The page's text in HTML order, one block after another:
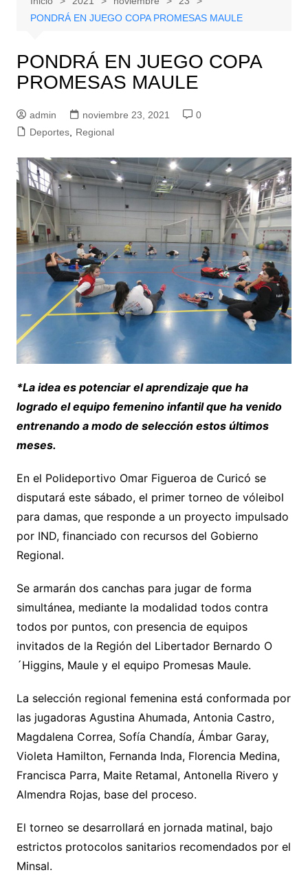
PONDRÁ EN JUEGO COPA PROMESAS MAULE
PONDRÁ EN JUEGO COPA
PROMESAS MAULE
admin noviembre 23, 2021
0
Deportes, Regional
*La idea es potenciar el aprendizaje que ha
logrado el equipo femenino infantil que ha venido
entrenando a modo de selección estos últimos
meses.
En el Polideportivo Omar Figueroa de Curicó se
disputará este sábado, el primer torneo de vóleibol
para damas, que responde a un proyecto impulsado
por IND, financiado con recursos del Gobierno
Regional.
Se armarán dos canchas para jugar de forma
simultánea, mediante la modalidad todos contra
todos por puntos, con presencia de equipos
invitados de la Región del Libertador Bernardo O
´Higgins, Maule y el equipo Promesas Maule.
La selección regional femenina está conformada por
las jugadoras Agustina Ahumada, Antonia Castro,
Magdalena Correa, Sofía Chandía, Ámbar Garay,
Violeta Hamilton, Fernanda Inda, Florencia Medina,
Francisca Parra, Maite Retamal, Antonella Rivero y
Almendra Rojas, base del proceso.
El torneo se desarrollará en jornada matinal, bajo
estrictos protocolos sanitarios recomendados por el
Minsal.